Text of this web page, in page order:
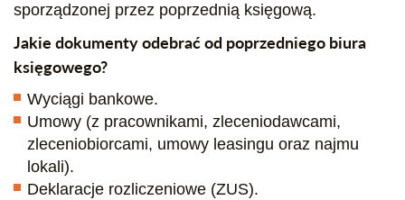
sporządzonej przez poprzednią księgową.
Jakie dokumenty odebrać od poprzedniego biura
księgowego?
Wyciągi bankowe.
Umowy (z pracownikami, zleceniodawcami,
zleceniobiorcami, umowy leasingu oraz najmu
lokali).
Deklaracje rozliczeniowe (ZUS).